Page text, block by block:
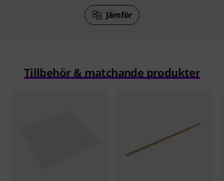
Jämför
Tillbehör & matchande produkter